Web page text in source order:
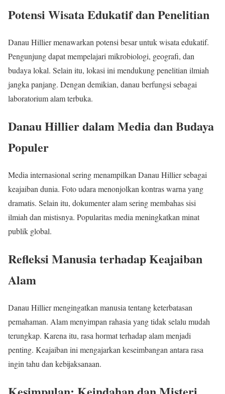
Potensi Wisata Edukatif dan Penelitian
Danau Hillier menawarkan potensi besar untuk wisata edukatif.
Pengunjung dapat mempelajari mikrobiologi, geografi, dan
budaya lokal. Selain itu, lokasi ini mendukung penelitian ilmiah
jangka panjang. Dengan demikian, danau berfungsi sebagai
laboratorium alam terbuka.
Danau Hillier dalam Media dan Budaya
Populer
Media internasional sering menampilkan Danau Hillier sebagai
keajaiban dunia. Foto udara menonjolkan kontras warna yang
dramatis. Selain itu, dokumenter alam sering membahas sisi
ilmiah dan mistisnya. Popularitas media meningkatkan minat
publik global.
Refleksi Manusia terhadap Keajaiban
Alam
Danau Hillier mengingatkan manusia tentang keterbatasan
pemahaman. Alam menyimpan rahasia yang tidak selalu mudah
terungkap. Karena itu, rasa hormat terhadap alam menjadi
penting. Keajaiban ini mengajarkan keseimbangan antara rasa
ingin tahu dan kebijaksanaan.